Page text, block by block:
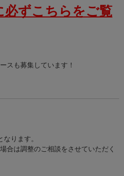
ずこちらをご覧
スも募集しています！
ります。
合は調整のご相談をさせていただく